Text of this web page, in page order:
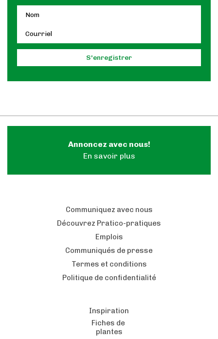
Annoncez avec nous!
En savoir plus
Communiquez avec nous
Découvrez Pratico-pratiques
Emplois
Communiqués de presse
Termes et conditions
Politique de confidentialité
Inspiration
Fiches de
plantes